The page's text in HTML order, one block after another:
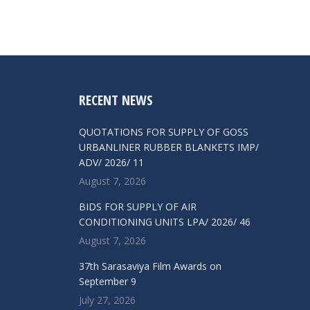
RECENT NEWS
QUOTATIONS FOR SUPPLY OF GOSS
URBANLINER RUBBER BLANKETS IMP/
ADV/ 2026/ 11
August 7, 2026
BIDS FOR SUPPLY OF AIR
CONDITIONING UNITS LPA/ 2026/ 46
August 7, 2026
37th Sarasaviya Film Awards on
September 9
July 27, 2026